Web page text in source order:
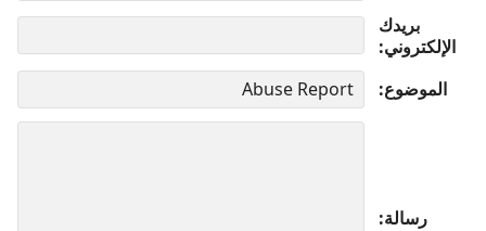
بريدك
الإلكتروني
الموضوع
رسالة